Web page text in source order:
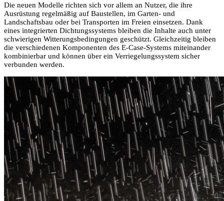
Die neuen Modelle richten sich vor allem an Nutzer, die ihre
Ausrüstung regelmäßig auf Baustellen, im Garten- und
Landschaftsbau oder bei Transporten im Freien einsetzen. Dank
eines integrierten Dichtungssystems bleiben die Inhalte auch unter
schwierigen Witterungsbedingungen geschützt. Gleichzeitig bleiben
die verschiedenen Komponenten des E-Case-Systems miteinander
kombinierbar und können über ein Verriegelungssystem sicher
verbunden werden.